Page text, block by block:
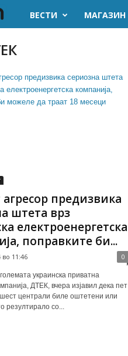
m
ВЕСТИ МАГАЗИН
агресор предизвика
штета врз
електроенергетска
поправките би...
во 11:46 0
украинска приватна
ДТЕК, вчера изјавил дека пет
централи биле оштетени или
резултирало со...